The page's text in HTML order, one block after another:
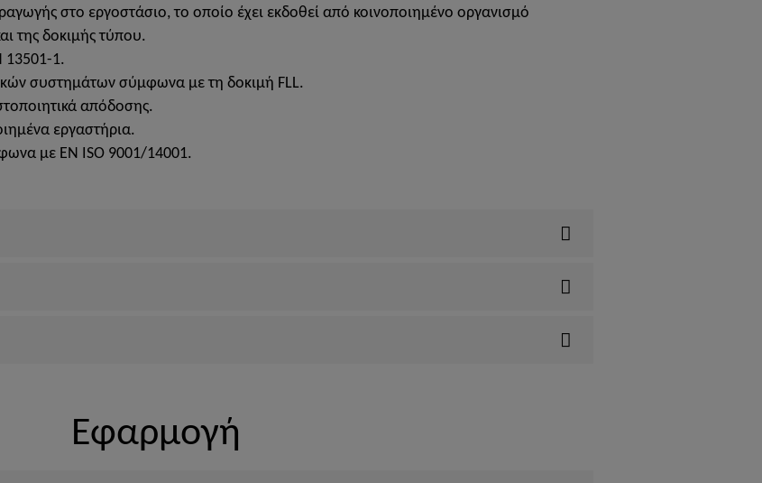
στο εργοστάσιο, το οποίο έχει εκδοθεί από κοινοποιημένο οργανισμό
της δοκιμής τύπου.
13501-1.
συστημάτων σύμφωνα με τη δοκιμή FLL.
απόδοσης.
εργαστήρια.
με EN ISO 9001/14001.
Εφαρμογή